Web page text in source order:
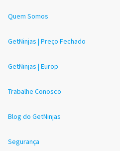
Quem Somos
GetNinjas | Preço Fechado
GetNinjas | Europ
Trabalhe Conosco
Blog do GetNinjas
Segurança